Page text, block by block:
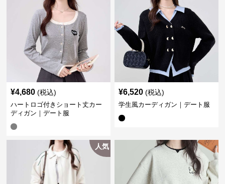
¥4,680 (税込)
ハートロゴ付きショート丈カー
ディガン｜デート服
¥6,520 (税込)
学生風カーディガン｜デート服
人気